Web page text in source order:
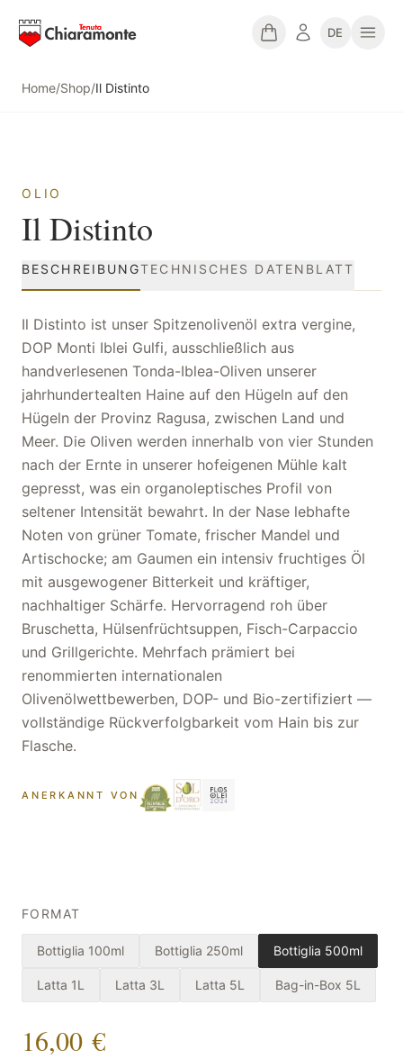
DE
Home/Shop/Il Distinto
OLIO
Il Distinto
BESCHREIBUNGTECHNISCHES DATENBLATT
Il Distinto ist unser Spitzenolivenöl extra vergine,
DOP Monti Iblei Gulfi, ausschließlich aus
handverlesenen Tonda-Iblea-Oliven unserer
jahrhundertealten Haine auf den Hügeln auf den
Hügeln der Provinz Ragusa, zwischen Land und
Meer. Die Oliven werden innerhalb von vier Stunden
nach der Ernte in unserer hofeigenen Mühle kalt
gepresst, was ein organoleptisches Profil von
seltener Intensität bewahrt. In der Nase lebhafte
Noten von grüner Tomate, frischer Mandel und
Artischocke; am Gaumen ein intensiv fruchtiges Öl
mit ausgewogener Bitterkeit und kräftiger,
nachhaltiger Schärfe. Hervorragend roh über
Bruschetta, Hülsenfrüchtsuppen, Fisch-Carpaccio
und Grillgerichte. Mehrfach prämiert bei
renommierten internationalen
Olivenölwettbewerben, DOP- und Bio-zertifiziert —
vollständige Rückverfolgbarkeit vom Hain bis zur
Flasche.
ANERKANNT VON
FORMAT
Bottiglia 100ml Bottiglia 250ml Bottiglia 500ml
Latta 1L Latta 3L Latta 5L Bag-in-Box 5L
16,00 €